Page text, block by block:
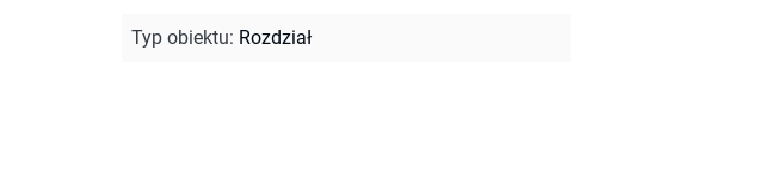
Typ obiektu: Rozdział